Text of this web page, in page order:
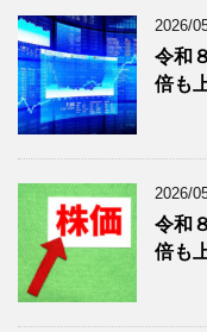
記
事
を
表
示
グ
記
事
を
表
示
2026/
令和
倍も
2026/
令和
倍も